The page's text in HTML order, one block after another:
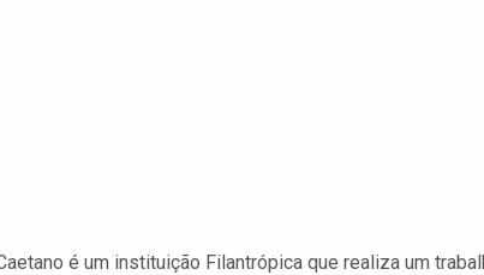
é um instituição Filantrópica que realiza um